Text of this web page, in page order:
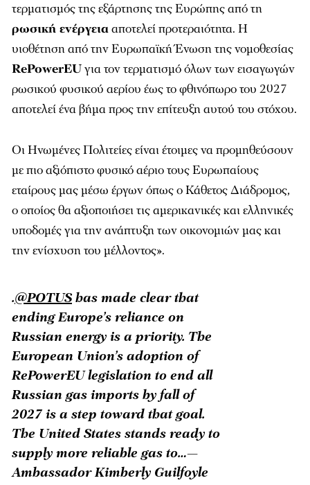
τερματισμός της εξάρτησης της Ευρώπης από τη
ρωσική ενέργειααποτελεί προτεραιότητα. Η
υιοθέτηση από την Ευρωπαϊκή Ένωση της νομοθεσίας
RePowerEUγια τον τερματισμό όλων των εισαγωγών
ρωσικού φυσικού αερίου έως το φθινόπωρο του 2027
αποτελεί ένα βήμα προς την επίτευξη αυτού του στόχου.
Οι Ηνωμένες Πολιτείες είναι έτοιμες να προμηθεύσουν
με πιο αξιόπιστο φυσικό αέριο τους Ευρωπαίους
εταίρους μας μέσω έργων όπως ο Κάθετος Διάδρομος,
ο οποίος θα αξιοποιήσει τις αμερικανικές και ελληνικές
υποδομές για την ανάπτυξη των οικονομιών μας και
την ενίσχυση του μέλλοντος».
.@POTUShas made clear that
ending Europe’s reliance on
Russian energy is a priority. The
European Union’s adoption of
RePowerEU legislation to end all
Russian gas imports by fall of
2027 is a step toward that goal.
The United States stands ready to
supply more reliable gas to…—
Ambassador Kimberly Guilfoyle